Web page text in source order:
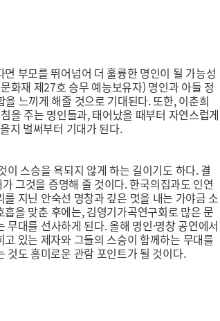
부모를 뛰어넘어 더 훌륭한 명인이 될 가능성
화재 제27호 승무 예능보유자) 명인과 아들 정
느끼게 해줄 것으로 기대된다. 또한, 이춘희
을 주는 명인들과, 태어났을 때부터 자연스럽게
지 벌써부터 기대가 된다.
스승을 욕되지 않게 하는 길이기도 하다. 결
그것을 증명해 줄 것이다. 한국의집과도 인연
지닌 안숙선 명창과 깊은 멋을 내는 가야금 소
을 맞춘 후에는, 김영기가곡연구회로 많은 문
대를 선사하게 된다. 올해 명인·명창 공연에서
있는 제자와 그들의 스승이 함께하는 무대를
것도 흥미로운 관람 포인트가 될 것이다.